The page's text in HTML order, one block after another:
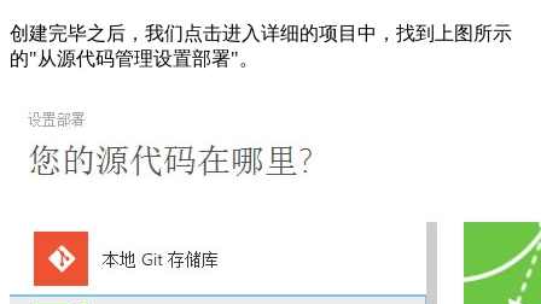
创建完毕之后，我们点击进入详细的项目中，找到上图所示
的"从源代码管理设置部署"。